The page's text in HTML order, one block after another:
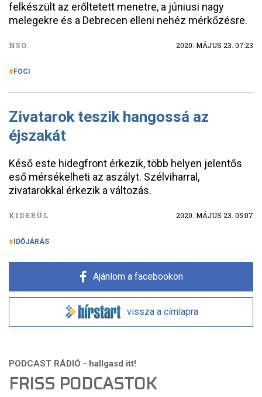
felkészült az erőltetett menetre, a júniusi nagy
melegekre és a Debrecen elleni nehéz mérkőzésre.
NSO 2020. MÁJUS 23. 07:23
FOCI
Zivatarok teszik hangossá az
éjszakát
Késő este hidegfront érkezik, több helyen jelentős
eső mérsékelheti az aszályt. Szélviharral,
zivatarokkal érkezik a változás.
KIDERÜL 2020. MÁJUS 23. 05:07
IDŐJÁRÁS
Ajánlom a facebookon
vissza a címlapra
FRISS PODCASTOK